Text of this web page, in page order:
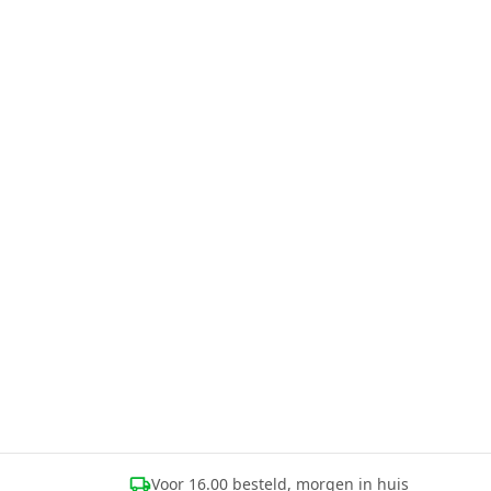
Voor 16.00 besteld, morgen in huis